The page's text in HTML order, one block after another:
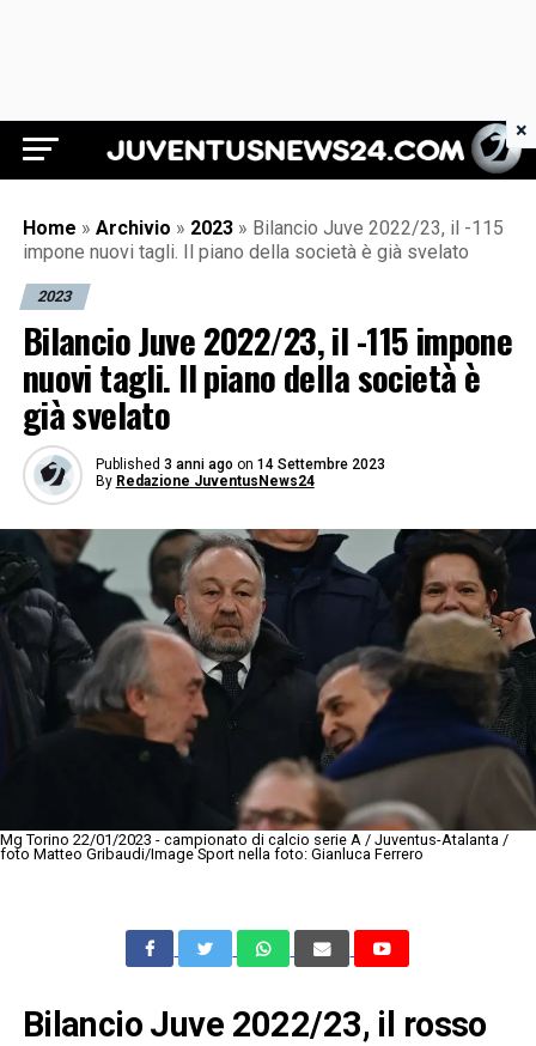
Juventus News 24
Home » Archivio » 2023 » Bilancio Juve 2022/23, il -115
impone nuovi tagli. Il piano della società è già svelato
2023
Bilancio Juve 2022/23, il -115 impone
nuovi tagli. Il piano della società è
già svelato
Published 3 anni ago on 14 Settembre 2023
By Redazione JuventusNews24
Mg Torino 22/01/2023 - campionato di calcio serie A / Juventus-Atalanta /
foto Matteo Gribaudi/Image Sport nella foto: Gianluca Ferrero
Bilancio Juve 2022/23, il rosso
×